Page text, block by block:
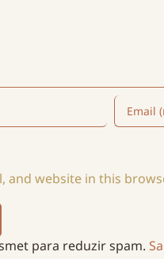
and website in this
para reduzir spam.